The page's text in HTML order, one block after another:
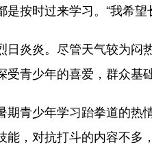
是按时过来学习。“我希
炎炎。尽管天气较为闷
青少年的喜爱，群众基
青少年学习跆拳道的热
能，对抗打斗的内容不多